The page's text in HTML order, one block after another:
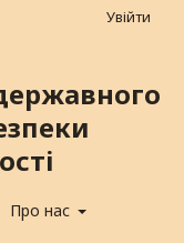
Про нас
Увійти